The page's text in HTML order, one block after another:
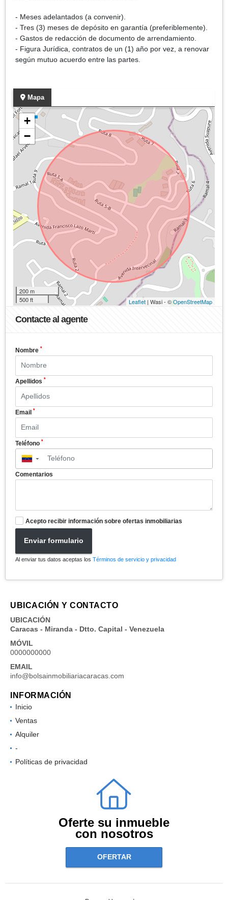
- Meses adelantados (a convenir).
- Tres (3) meses de depósito en garantía (preferiblemente).
- Gastos de redacción de documento de arrendamiento.
- Figura Jurídica, contratos de un (1) año por vez, a renovar
según mutuo acuerdo entre las partes.
Mapa
+
−
200 m
500 ft
Leaflet | Wasi - ©OpenStreetMap
Contacte al agente
Nombre *
Apellidos *
Email *
Teléfono *
▼
Comentarios
Acepto recibir información sobre ofertas inmobiliarias
Enviar formulario
Al enviar tus datos aceptas los Términos de servicio y privacidad
UBICACIÓN Y CONTACTO
UBICACIÓN
Caracas - Miranda - Dtto. Capital - Venezuela
MÓVIL
0000000000
EMAIL
info@bolsainmobiliariacaracas.com
INFORMACIÓN
Inicio
Ventas
Alquiler
-
Políticas de privacidad
Oferte su inmueble
con nosotros
OFERTAR